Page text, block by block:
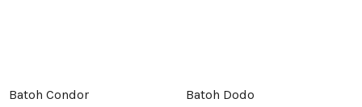
Batoh Condor Batoh Dodo